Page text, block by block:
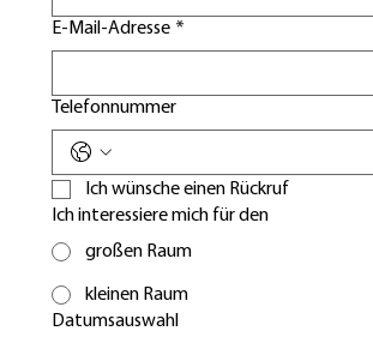
E-Mail-Adresse *
Telefonnummer
Ich wünsche einen Rückruf
Ich interessiere mich für den
großen Raum
kleinen Raum
Datumsauswahl